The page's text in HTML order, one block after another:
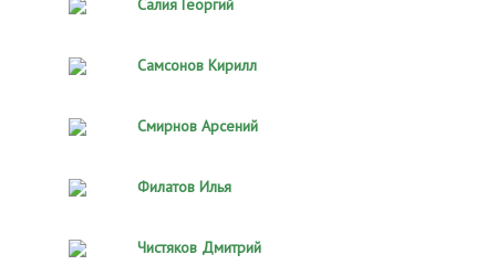
Салия Георгий
Самсонов Кирилл
Смирнов Арсений
Филатов Илья
Чистяков Дмитрий